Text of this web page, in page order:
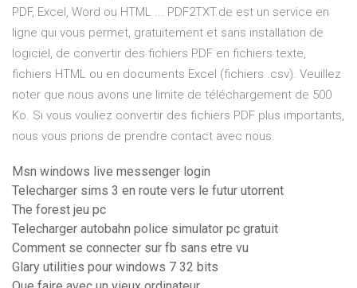
PDF, Excel, Word ou HTML ... PDF2TXT.de est un service en
ligne qui vous permet, gratuitement et sans installation de
logiciel, de convertir des fichiers PDF en fichiers texte,
fichiers HTML ou en documents Excel (fichiers .csv). Veuillez
noter que nous avons une limite de téléchargement de 500
Ko. Si vous vouliez convertir des fichiers PDF plus importants,
nous vous prions de prendre contact avec nous.
Msn windows live messenger login
Telecharger sims 3 en route vers le futur utorrent
The forest jeu pc
Telecharger autobahn police simulator pc gratuit
Comment se connecter sur fb sans etre vu
Glary utilities pour windows 7 32 bits